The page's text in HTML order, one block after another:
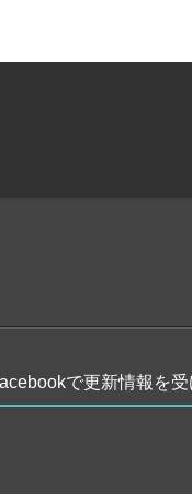
で更新情報を